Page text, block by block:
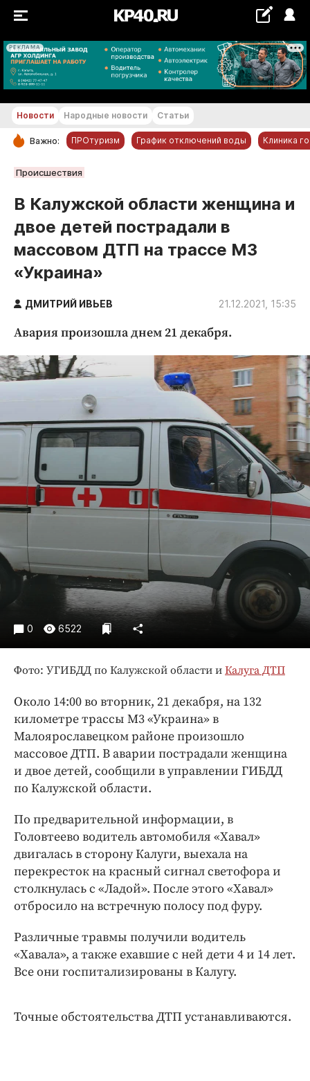
РЕКЛАМА
+17...+18 °С
РУБРИКИ
Новости компаний
Статьи
Народные новости
Авто и транспорт
Благоустройство
Культура
Недвижимость и ЖКХ
Образование
Общество
Погода
Праздники
Происшествия
Спорт
Экономика и бизнес
Блоги
Издания
Медиаперсона
Интересное чтиво
Клиника года
Бренд года
Новости Народные новости Статьи
Важно: ПРОтуризм График отключений воды Клиника
Происшествия
В Калужской области женщина и
двое детей пострадали в
массовом ДТП на трассе М3
«Украина»
ДМИТРИЙ ИВЬЕВ 21.12.2021, 15:35
Авария произошла днем 21 декабря.
0 6522
Фото: УГИБДД по Калужской области и Калуга ДТП
Около 14:00 во вторник, 21 декабря, на 132
километре трассы М3 «Украина» в
Малоярославецком районе произошло
массовое ДТП. В аварии пострадали женщина
и двое детей, сообщили в управлении ГИБДД
по Калужской области.
По предварительной информации, в
Головтеево водитель автомобиля «Хавал»
двигалась в сторону Калуги, выехала на
перекресток на красный сигнал светофора и
столкнулась с «Ладой». После этого «Хавал»
отбросило на встречную полосу под фуру.
Различные травмы получили водитель
«Хавала», а также ехавшие с ней дети 4 и 14 лет.
Все они госпитализированы в Калугу.
Точные обстоятельства ДТП устанавливаются.